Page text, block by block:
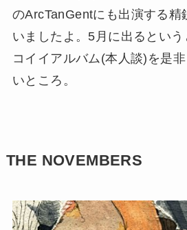
のArcTanGentにも出演する精
いましたよ。5月に出るとい
コイイアルバム(本人談)を是
いところ。
THE NOVEMBERS